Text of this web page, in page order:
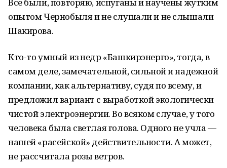
опытом Чернобыля и не слушали и не слышали
Шакирова.
Кто-то умный из недр «Башкирэнерго», тогда, в
самом деле, замечательной, сильной и надежной
компании, как альтернативу, судя по всему, и
предложил вариант с выработкой экологически
чистой электроэнергии. Во всяком случае, у того
человека была светлая голова. Одного не учла —
нашей «расейской» действительности. А может,
не рассчитала розы ветров.